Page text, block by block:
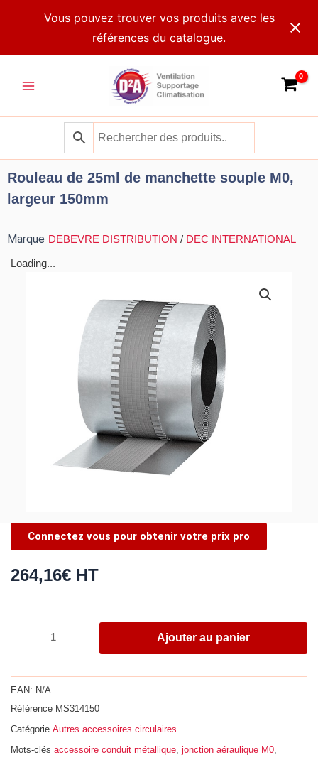
Vous pouvez trouver vos produits avec les
références du catalogue.
Menu
Rouleau de 25ml de manchette souple M0,
largeur 150mm
Marque DEBEVRE DISTRIBUTION / DEC INTERNATIONAL
Loading...
Connectez vous pour obtenir votre prix pro
264,16€ HT
de
manchette
souple
Ajouter au panier
EAN: N/A
Référence MS314150
Catégorie Autres accessoires circulaires
Mots-clés accessoire conduit métallique, jonction aéraulique M0,